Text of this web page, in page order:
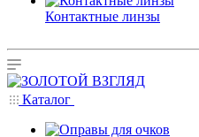
Контактные линзы
Каталог